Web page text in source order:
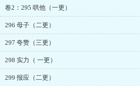
卷2：295 哄他（一更）
296 母子（二更）
297 夸赞（三更）
298 实力（ 一更）
299 报应（二更）